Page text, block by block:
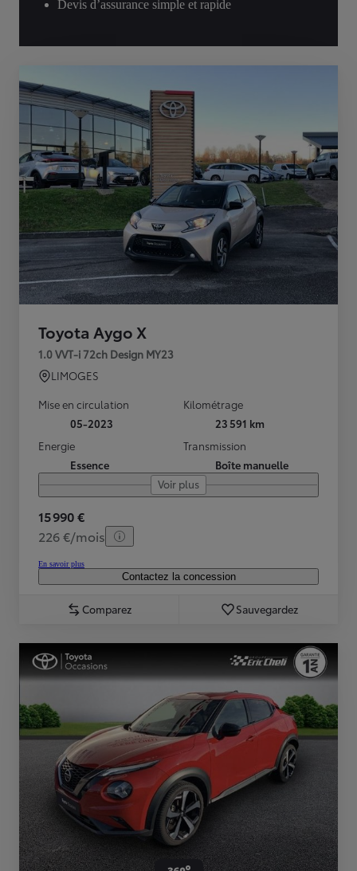
Devis d’assurance simple et rapide
Toyota Aygo X
1.0 VVT-i 72ch Design MY23
LIMOGES
Mise en circulation
05-2023
Kilométrage
23 591 km
Energie
Essence
Transmission
Boîte manuelle
Voir plus
15 990 €
226 €/mois
En savoir plus
Contactez la concession
Comparez Sauvegardez